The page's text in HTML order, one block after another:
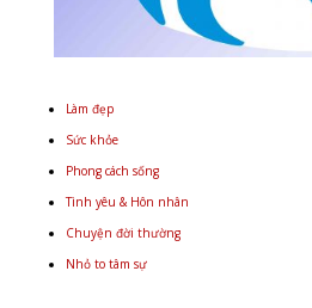
Làm đẹp
Sức khỏe
Phong cách sống
Tình yêu & Hôn nhân
Chuyện đời thường
Nhỏ to tâm sự